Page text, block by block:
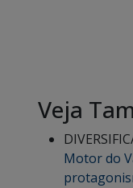
Veja
Motor do